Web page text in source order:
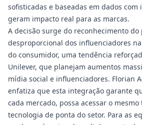
sofisticadas e baseadas em dados
geram impacto real para as marcas.
A decisão surge do reconhecimento do
desproporcional dos influenciadores
do consumidor, uma tendência
Unilever, que planejam aumentos
mídia social e influenciadores. Florian
enfatiza que esta integração garante
cada mercado, possa acessar o
tecnologia de ponta do setor. Para as